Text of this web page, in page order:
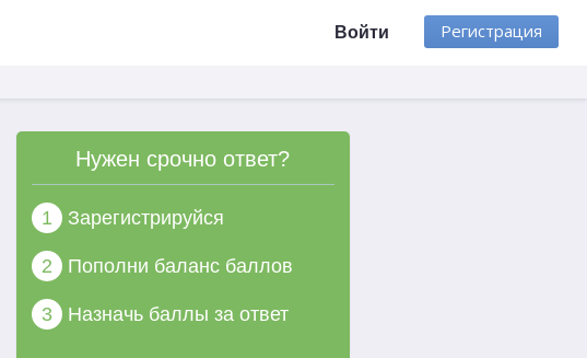
Регистрация
Войти
Нужен срочно ответ?
1 Зарегистрируйся
2 Пополни баланс баллов
3 Назначь баллы за ответ